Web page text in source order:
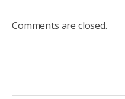
Comments are closed.